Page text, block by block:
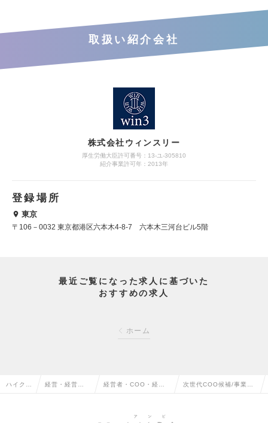
取扱い紹介会社
株式会社ウィンスリー
厚生労働大臣許可番号：13-ユ-305810
紹介事業許可年：2013年
登録場所
東京
〒106－0032 東京都港区六本木4-8-7 六本木三河台ビル5階
最近ご覧になった求人に基づいた
おすすめの求人
ホーム
ハイクラ 経営・経営企 経営者・COO・経営 次世代COO候補/事業開